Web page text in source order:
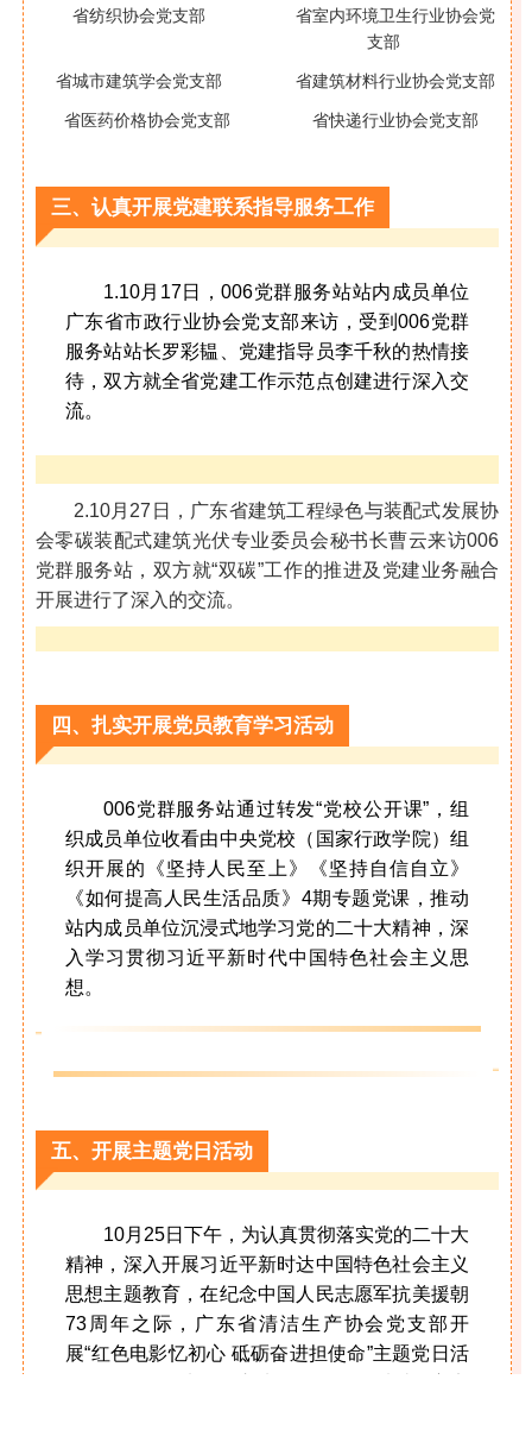
省纺织协会党支部
省室内环境卫生行业协会党
支部
省城市建筑学会党支部 省建筑材料行业协会党支部
省医药价格协会党支部 省快递行业协会党支部
三、 认真开展党建联系指导服务工作
1.10月17日，006党群服务站站内成员单位
广东省市政行业协会党支部来访，受到006党群
服务站站长罗彩韫、党建指导员李千秋的热情接
待，双方就全省党建工作示范点创建进行深入交
流。
2.10月27日，广东省建筑工程绿色与装配式发展协
会零碳装配式建筑光伏专业委员会秘书长曹云来访006
党群服务站，双方就“双碳”工作的推进及党建业务融合
开展进行了深入的交流。
四、扎实开展党员教育学习活动
006党群服务站通过转发“党校公开课”，组
织成员单位收看由中央党校（国家行政学院）组
织开展的《坚持人民至上》《坚持自信自立》
《如何提高人民生活品质》4期专题党课，推动
站内成员单位沉浸式地学习党的二十大精神，深
入学习贯彻习近平新时代中国特色社会主义思
想。
五、开展主题党日活动
10月25日下午，为认真贯彻落实党的二十大
精神，深入开展习近平新时达中国特色社会主义
思想主题教育，在纪念中国人民志愿军抗美援朝
73周年之际，广东省清洁生产协会党支部开
展“红色电影忆初心 砥砺奋进担使命”主题党日活